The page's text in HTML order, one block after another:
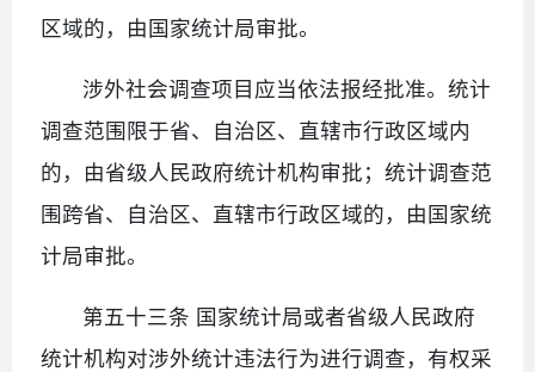
区域的，由国家统计局审批。
涉外社会调查项目应当依法报经批准。统计
调查范围限于省、自治区、直辖市行政区域内
的，由省级人民政府统计机构审批；统计调查范
围跨省、自治区、直辖市行政区域的，由国家统
计局审批。
第五十三条 国家统计局或者省级人民政府
统计机构对涉外统计违法行为进行调查，有权采